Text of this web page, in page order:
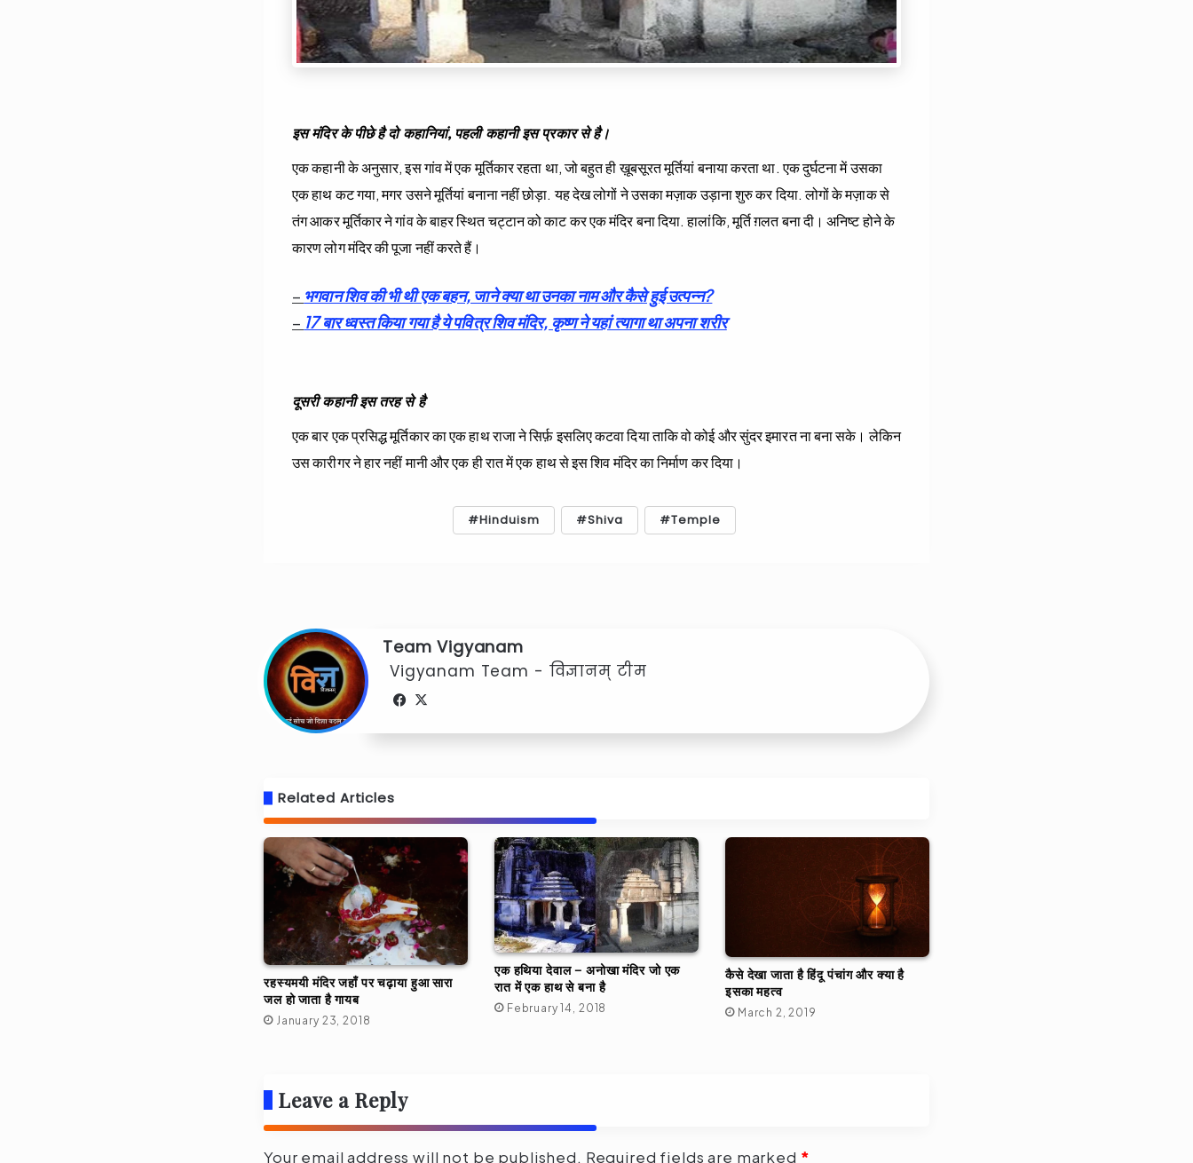
इस मंदिर के पीछे है दो कहानियां, पहली कहानी इस प्रकार से है।
एक कहानी के अनुसार, इस गांव में एक मूर्तिकार रहता था, जो बहुत ही ख़ूबसूरत मूर्तियां बनाया करता था. एक दुर्घटना में उसका
एक हाथ कट गया, मगर उसने मूर्तियां बनाना नहीं छोड़ा. यह देख लोगों ने उसका मज़ाक उड़ाना शुरु कर दिया. लोगों के मज़ाक से
तंग आकर मूर्तिकार ने गांव के बाहर स्थित चट्टान को काट कर एक मंदिर बना दिया. हालांकि, मूर्ति ग़लत बना दी। अनिष्ट होने के
कारण लोग मंदिर की पूजा नहीं करते हैं।
– भगवान शिव की भी थी एक बहन, जाने क्या था उनका नाम और कैसे हुई उत्पन्न?
– 17 बार ध्वस्त किया गया है ये पवित्र शिव मंदिर, कृष्ण ने यहां त्यागा था अपना शरीर
दूसरी कहानी इस तरह से है
एक बार एक प्रसिद्ध मूर्तिकार का एक हाथ राजा ने सिर्फ़ इसलिए कटवा दिया ताकि वो कोई और सुंदर इमारत ना बना सके। लेकिन
उस कारीगर ने हार नहीं मानी और एक ही रात में एक हाथ से इस शिव मंदिर का निर्माण कर दिया।
Hinduism Shiva Temple
Team Vigyanam
Vigyanam Team - विज्ञानम् टीम
Facebook
Related Articles
रहस्यमयी मंदिर जहाँ पर चढ़ाया हुआ सारा
जल हो जाता है गायब
January 23, 2018
एक हथिया देवाल – अनोखा मंदिर जो एक
रात में एक हाथ से बना है
February 14, 2018
कैसे देखा जाता है हिंदू पंचांग और क्या है
इसका महत्व
March 2, 2019
Leave a Reply
Your email address will not be published. Required fields are marked *